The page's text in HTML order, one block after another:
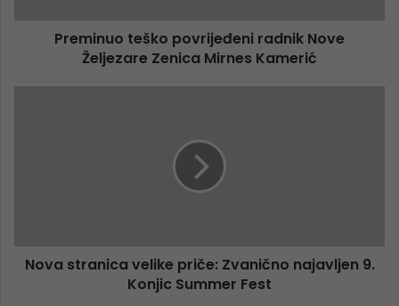
Preminuo teško povrijeđeni radnik Nove
Željezare Zenica Mirnes Kamerić
Nova stranica velike priče: Zvanično najavljen 9.
Konjic Summer Fest